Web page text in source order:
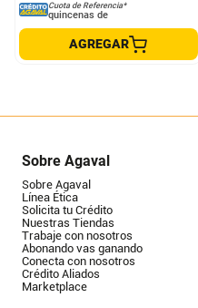
Cuota de Referencia*
quincenas de
AGREGAR
Sobre Agaval
Sobre Agaval
Línea Ética
Solicita tu Crédito
Nuestras Tiendas
Trabaje con nosotros
Abonando vas ganando
Conecta con nosotros
Crédito Aliados
Marketplace